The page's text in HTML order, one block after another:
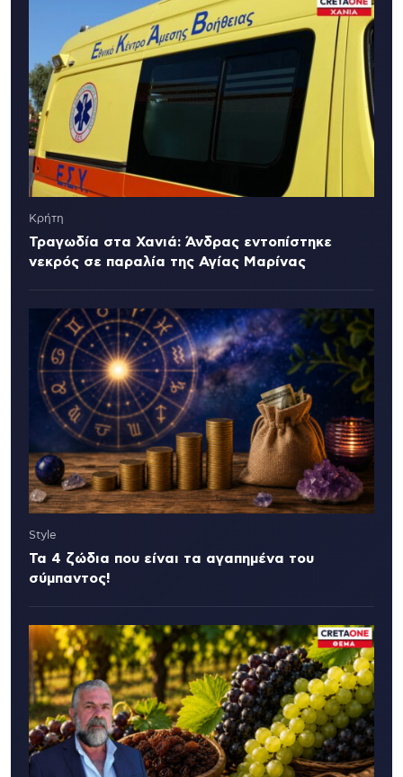
Κρήτη
Τραγωδία στα Χανιά: Άνδρας εντοπίστηκε
νεκρός σε παραλία της Αγίας Μαρίνας
Style
Τα 4 ζώδια που είναι τα αγαπημένα του
σύμπαντος!